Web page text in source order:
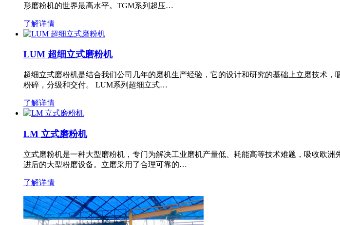
形磨粉机的世界最高水平。TGM系列超压…
了解详情
LUM 超细立式磨粉机
超细立式磨粉机是结合我们公司几年的磨机生产经验，它的设计和研究的基础上立磨技术
粉碎，分级和交付。 LUM系列超细立式…
了解详情
LM 立式磨粉机
立式磨粉机是一种大型磨粉机，专门为解决工业磨机产量低、耗能高等技术难题，吸收欧
进后的大型粉磨设备。立磨采用了合理可靠的…
了解详情